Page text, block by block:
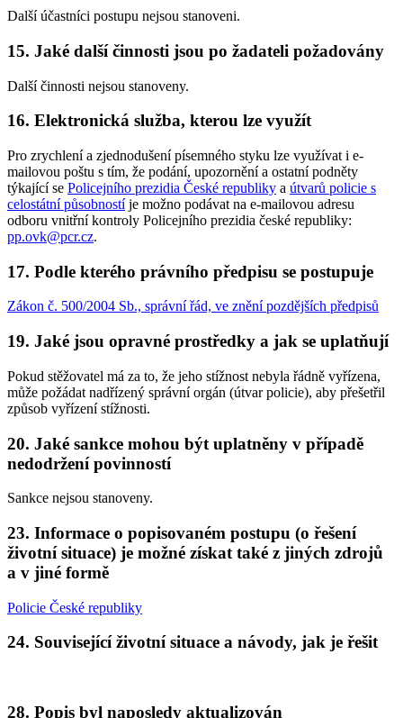
Další účastníci postupu nejsou stanoveni.
15. Jaké další činnosti jsou po žadateli požadovány
Další činnosti nejsou stanoveny.
16. Elektronická služba, kterou lze využít
Pro zrychlení a zjednodušení písemného styku lze využívat i e-
mailovou poštu s tím, že podání, upozornění a ostatní podněty
týkající se Policejního prezidia České republiky a útvarů policie s
celostátní působnostíje možno podávat na e-mailovou adresu
odboru vnitřní kontroly Policejního prezidia české republiky:
pp.ovk@pcr.cz.
17. Podle kterého právního předpisu se postupuje
Zákon č. 500/2004 Sb., správní řád, ve znění pozdějších předpisů
19. Jaké jsou opravné prostředky a jak se uplatňují
Pokud stěžovatel má za to, že jeho stížnost nebyla řádně vyřízena,
může požádat nadřízený správní orgán (útvar policie), aby přešetřil
způsob vyřízení stížnosti.
20. Jaké sankce mohou být uplatněny v případě
nedodržení povinností
Sankce nejsou stanoveny.
23. Informace o popisovaném postupu (o řešení
životní situace) je možné získat také z jiných zdrojů
a v jiné formě
Policie České republiky
24. Související životní situace a návody, jak je řešit
28. Popis byl naposledy aktualizován